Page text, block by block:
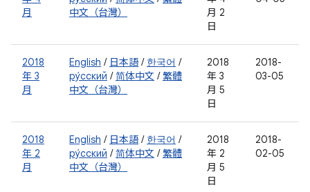
月
中文（台灣）
月 2
日
2018
年 3
月
English / 日本語/ 한국어 /
ру́сский /简体中文 / 繁體
中文（台灣）
2018
年 3
月 5
日
2018-
03-05
2018
年 2
月
English / 日本語/ 한국어 /
ру́сский /简体中文 / 繁體
中文（台灣）
2018
年 2
月 5
日
2018-
02-05